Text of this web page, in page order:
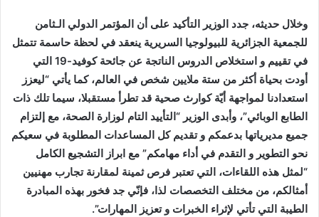
وخلال حديثه، جدد الوزير التأكيد على أن المؤتمر الدولي الـثامن
للجمعية الجزائرية للبيولوجيا السريرية ينعقد في لحظة حاسمة تتمثل
في تقييم و استخلاص الدروس الناتجة عن جائحة كوفيد-19 التي
أودت بحياة أكثر من ستة ملايين شخص في العالم، كما يأتي “ليعزز
استعدادنا لمواجهة أيّة كوارث صحية قد تطرأ مستقبلا، سيما تلك ذات
الطابع الوبائي”، وأبدى الوزير “التأييد التام لوزارة الصحة، مع إلتزام
جميع مديرياتها بدعمكم و تقديم كل المساعدات المطلوبة في سعيكم
نحو التطوير و التقدم في أداء مهامكم” مع ابراز التشجيع الكامل
“لمثل هذه اللقاءات، التي تعتبر فرص ثمينة لمقارنة تجارب مهنيين
أمثالكم، من مختلف التخصصات لذا، فإنّي جد فخور بهذه المبادرة
الطيبة التي تأتي لإثراء الخبرات و تعزيز المهارات”.